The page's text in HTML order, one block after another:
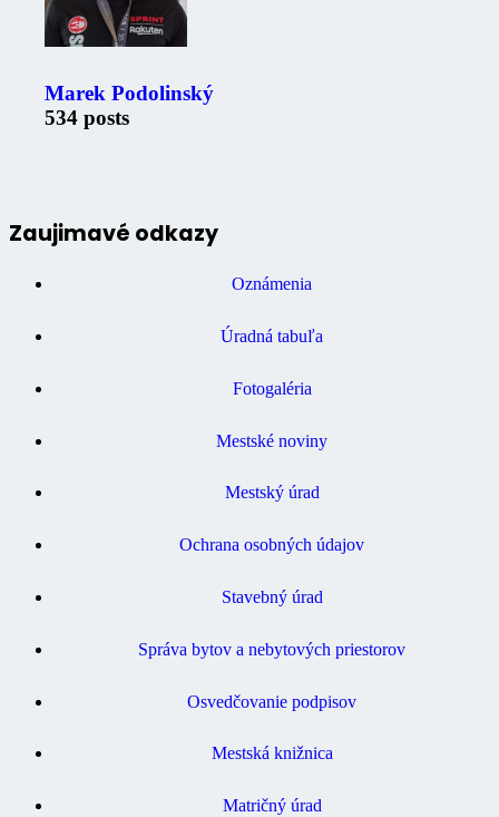
Marek Podolinský
534 posts
Zaujimavé odkazy
Oznámenia
Úradná tabuľa
Fotogaléria
Mestské noviny
Mestský úrad
Ochrana osobných údajov
Stavebný úrad
Správa bytov a nebytových priestorov
Osvedčovanie podpisov
Mestská knižnica
Matričný úrad